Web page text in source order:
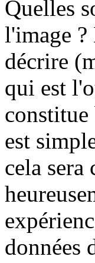
Quelles
l'image ?
décrire
qui est
est
cela
données